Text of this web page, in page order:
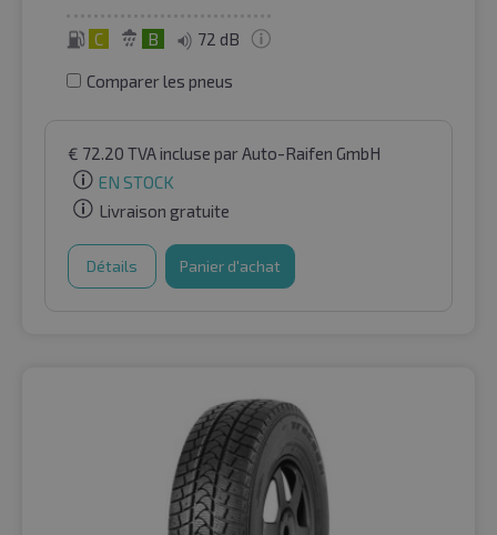
C B 72 dB
Comparer les pneus
€ 72.20 TVA incluse par Auto-Raifen GmbH
EN STOCK
Livraison gratuite
Détails Panier d'achat